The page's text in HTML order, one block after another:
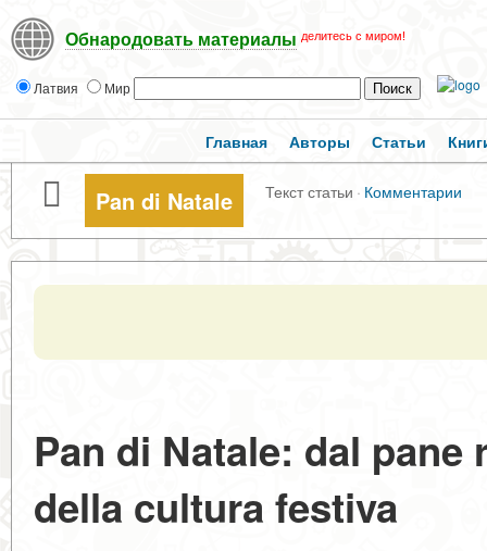
Обнародовать материалы делитесь с миром!
Латвия Мир
Главная Авторы Статьи
Pan di Natale Текст статьи · Комментарии
Pan di Natale: dal
della cultura festiva